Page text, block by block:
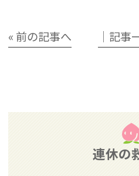
« 前の記事へ │記事
連休の